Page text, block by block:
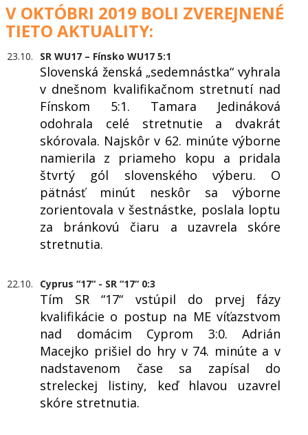
V OKTÓBRI 2019 BOLI ZVEREJNENÉ
TIETO AKTUALITY:
23.10. SR WU17 – Fínsko WU17 5:1
Slovenská ženská „sedemnástka“ vyhrala
v dnešnom kvalifikačnom stretnutí nad
Fínskom 5:1. Tamara Jedináková
odohrala celé stretnutie a dvakrát
skórovala. Najskôr v 62. minúte výborne
namierila z priameho kopu a pridala
štvrtý gól slovenského výberu. O
pätnásť minút neskôr sa výborne
zorientovala v šestnástke, poslala loptu
za bránkovú čiaru a uzavrela skóre
stretnutia.
22.10. Cyprus “17“ - SR “17“ 0:3
Tím SR “17“ vstúpil do prvej fázy
kvalifikácie o postup na ME víťazstvom
nad domácim Cyprom 3:0. Adrián
Macejko prišiel do hry v 74. minúte a v
nadstavenom čase sa zapísal do
streleckej listiny, keď hlavou uzavrel
skóre stretnutia.